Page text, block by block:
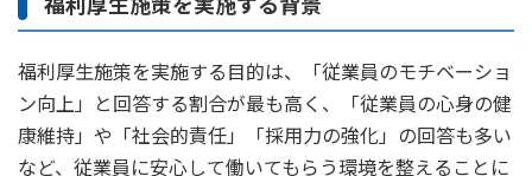
かんぽジャンクション
福利厚⽣施策を実施する目的は、「従業員のモチベーショ
ン向上」と回答する割合が最も高く、「従業員の心身の健
康維持」や「社会的責任」「採用力の強化」の回答も多い
など、従業員に安心して働いてもらう環境を整えることに